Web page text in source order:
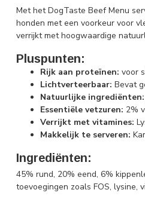
Met het DogTaste Beef Menu
honden met een voorkeur voor
verrijkt met hoogwaardige
Pluspunten:
Rijk aan proteïnen: voor
Lichtverteerbaar: Bevat
Natuurlijke ingrediënten:
Essentiële vetzuren: 2%
Verrijkt met vitamines:
Makkelijk te serveren:
Ingrediënten:
45% rund, 20% eend, 6%
toevoegingen zoals FOS, lysine,